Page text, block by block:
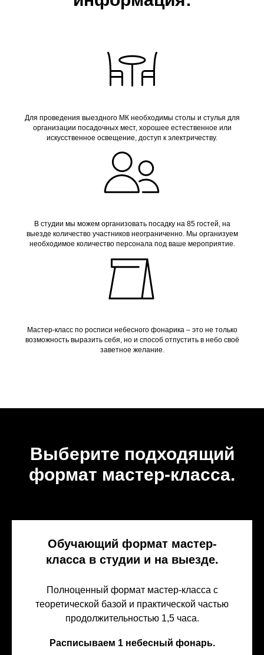
Для проведения выездного МК необходимы столы и стулья для
организации посадочных мест, хорошее естественное или
искусственное освещение, доступ к электричеству.
В студии мы можем организовать посадку на 85 гостей, на
выезде количество участников неограниченно. Мы организуем
необходимое количество персонала под ваше мероприятие.
Мастер-класс по росписи небесного фонарика – это не только
возможность выразить себя, но и способ отпустить в небо своё
заветное желание.
Выберите подходящий
формат мастер-класса.
Обучающий формат мастер-
класса в студии и на выезде.
Полноценный формат мастер-класса с
теоретической базой и практической частью
продолжительностью 1,5 часа.
Расписываем 1 небесный фонарь.